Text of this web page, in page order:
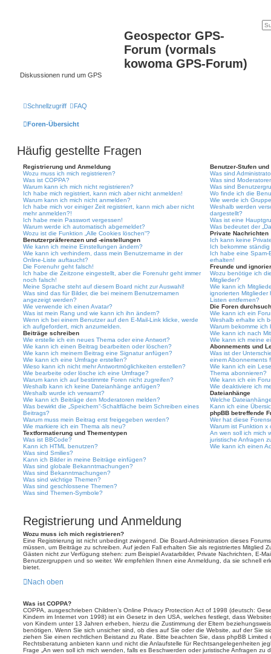
Geospector GPS-
Forum (vormals
kowoma GPS-Forum)
Diskussionen rund um GPS
Schnellzugriff FAQ
Foren-Übersicht
Häufig gestellte Fragen
Registrierung und Anmeldung
Wozu muss ich mich registrieren?
Was ist COPPA?
Warum kann ich mich nicht registrieren?
Ich habe mich registriert, kann mich aber nicht anmelden!
Warum kann ich mich nicht anmelden?
Ich habe mich vor einiger Zeit registriert, kann mich aber nicht
mehr anmelden?!
Ich habe mein Passwort vergessen!
Warum werde ich automatisch abgemeldet?
Wozu ist die Funktion „Alle Cookies löschen“?
Benutzerpräferenzen und -einstellungen
Wie kann ich meine Einstellungen ändern?
Wie kann ich verhindern, dass mein Benutzername in der
Online-Liste auftaucht?
Die Forenuhr geht falsch!
Ich habe die Zeitzone eingestellt, aber die Forenuhr geht immer
noch falsch!
Meine Sprache steht auf diesem Board nicht zur Auswahl!
Was sind das für Bilder, die bei meinem Benutzernamen
angezeigt werden?
Wie verwende ich einen Avatar?
Was ist mein Rang und wie kann ich ihn ändern?
Wenn ich bei einem Benutzer auf den E-Mail-Link klicke, werde
ich aufgefordert, mich anzumelden.
Beiträge schreiben
Wie erstelle ich ein neues Thema oder eine Antwort?
Wie kann ich einen Beitrag bearbeiten oder löschen?
Wie kann ich meinem Beitrag eine Signatur anfügen?
Wie kann ich eine Umfrage erstellen?
Wieso kann ich nicht mehr Antwortmöglichkeiten erstellen?
Wie bearbeite oder lösche ich eine Umfrage?
Warum kann ich auf bestimmte Foren nicht zugreifen?
Weshalb kann ich keine Dateianhänge anfügen?
Weshalb wurde ich verwarnt?
Wie kann ich Beiträge den Moderatoren melden?
Was bewirkt die „Speichern“-Schaltfläche beim Schreiben eines
Beitrags?
Warum muss mein Beitrag erst freigegeben werden?
Wie markiere ich ein Thema als neu?
Textformatierung und Thementypen
Was ist BBCode?
Kann ich HTML benutzen?
Was sind Smilies?
Kann ich Bilder in meine Beiträge einfügen?
Was sind globale Bekanntmachungen?
Was sind Bekanntmachungen?
Was sind wichtige Themen?
Was sind geschlossene Themen?
Was sind Themen-Symbole?
Benutzer-Stufen und
Was sind
Was sind
Was sind
Wo finde ich die
Wie werde ich
Weshalb werden
dargestellt?
Was ist eine
Was bedeutet der
Private Nachrichten
Ich kann keine
Ich bekomme
Ich habe eine Spam-
erhalten!
Freunde und
Wozu benötige ich
Mitglieder?
Wie kann ich
ignorierten
Listen entfernen?
Die Foren
Wie kann ich ein
Weshalb erhalte ich
Warum bekomme
Wie kann ich nach
Wie kann ich meine
Abonnements und
Was ist der
einem Abonnements
Wie kann ich ein
Thema abonnieren?
Wie kann ich ein
Wie deaktiviere ich
Dateianhänge
Welche
Kann ich eine
phpBB betreffende
Wer hat diese
Warum ist Funktion
An wen soll ich mich
juristische Anfragen
Wie kann ich einen
Registrierung und Anmeldung
Wozu muss ich mich registrieren?
Eine Registrierung ist nicht unbedingt zwingend. Die Board-Administration dieses
müssen, um Beiträge zu schreiben. Auf jeden Fall erhalten Sie als registriertes Mitglied
Gästen nicht zur Verfügung stehen: zum Beispiel Avatarbilder, Private Nachrichten, E-
Benutzergruppen und so weiter. Wir empfehlen Ihnen eine Anmeldung, da sie schnell
bietet.
Nach oben
Was ist COPPA?
COPPA, ausgeschrieben Children’s Online Privacy Protection Act of 1998 (deutsch:
Kindern im Internet von 1998) ist ein Gesetz in den USA, welches festlegt, dass
von Kindern unter 13 Jahren erheben, hierzu die Zustimmung der Eltern
benötigen. Wenn Sie sich unsicher sind, ob dies auf Sie oder die Website, auf der Sie
ziehen Sie einen rechtlichen Beistand zu Rate. Bitte beachten Sie, dass phpBB Limited
Rechtsberatung anbieten kann und nicht die Anlaufstelle für Rechtsangelegenheiten
Frage „An wen soll ich mich wenden, falls es Beschwerden oder juristische Anfragen zu